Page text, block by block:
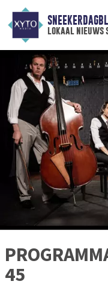
lokaal nieuws
45